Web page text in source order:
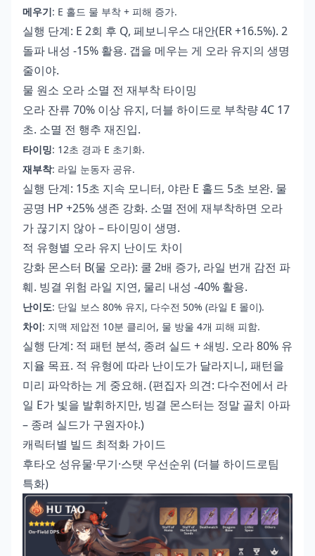
메우기: E 홀드 물 부착 + 피해 증가.
실행 단계: E 2회 후 Q, 페보니우스 대안(ER +16.5%). 2
돌파 내성 -15% 활용. 갭을 메우는 게 오라 유지의 생명
줄이야.
물 원소 오라 소멸 전 재부착 타이밍
오라 잔류 70% 이상 유지, 더블 하이드로 부착량 4C 17
초. 소멸 전 행추 재진입.
타이밍: 12초 경과 E 초기화.
재부착: 라일 눈동자 공유.
실행 단계: 15초 지속 모니터, 야란 E 홀드 5초 보완. 물
공명 HP +25% 생존 강화. 소멸 전에 재부착하면 오라
가 끊기지 않아 – 타이밍이 생명.
적 유형별 오라 유지 난이도 차이
강화 몬스터 B(물 오라): 쿨 2배 증가, 라일 번개 감전 파
훼. 빙결 위험 라일 지연, 물리 내성 -40% 활용.
난이도: 단일 보스 80% 유지, 다수전 50% (라일 E 몰이).
차이: 지맥 제압전 10분 클리어, 물 방울 4개 피해 피함.
실행 단계: 적 패턴 분석, 종려 실드 + 쇄빙. 오라 80% 유
지율 목표. 적 유형에 따라 난이도가 달라지니, 패턴을
미리 파악하는 게 중요해. (편집자 의견: 다수전에서 라
일 E가 빛을 발휘하지만, 빙결 몬스터는 정말 골치 아파
– 종려 실드가 구원자야.)
캐릭터별 빌드 최적화 가이드
후타오 성유물·무기·스탯 우선순위 (더블 하이드로팀
특화)